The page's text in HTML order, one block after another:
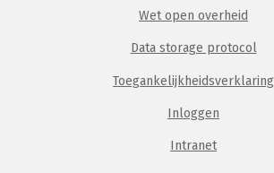
Wet open overheid
Data storage protocol
Toegankelijkheidsverklaring
Inloggen
Intranet